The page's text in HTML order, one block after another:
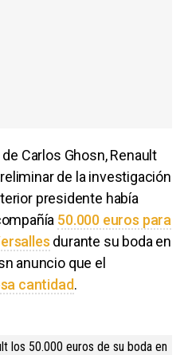
Carlos Ghosn, Renault
de la investigación
presidente había
50.000 euros para
durante su boda en
anuncio que el
cantidad.
los 50.000 euros de su boda en